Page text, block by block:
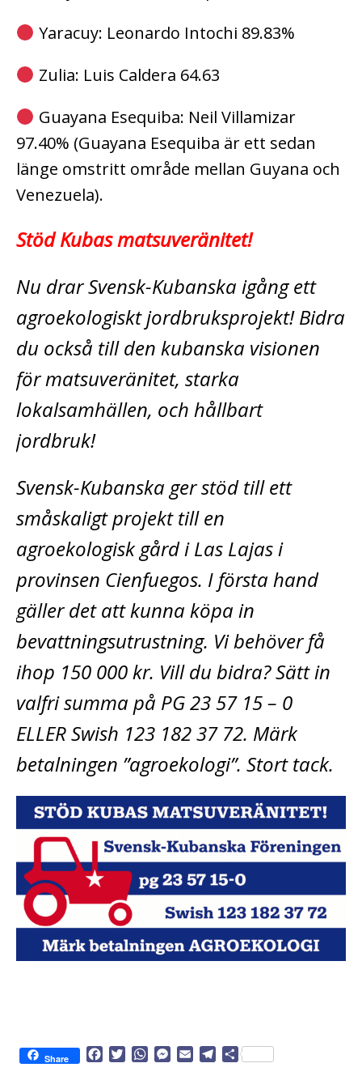
Yaracuy: Leonardo Intochi 89.83%
Zulia: Luis Caldera 64.63
Guayana Esequiba: Neil Villamizar
97.40% (Guayana Esequiba är ett sedan
länge omstritt område mellan Guyana och
Venezuela).
Stöd Kubas matsuveränitet!
Nu drar Svensk-Kubanska igång ett
agroekologiskt jordbruksprojekt! Bidra
du också till den kubanska visionen
för matsuveränitet, starka
lokalsamhällen, och hållbart
jordbruk!
Svensk-Kubanska ger stöd till ett
småskaligt projekt till en
agroekologisk gård i Las Lajas i
provinsen Cienfuegos. I första hand
gäller det att kunna köpa in
bevattningsutrustning. Vi behöver få
ihop 150 000 kr. Vill du bidra? Sätt in
valfri summa på PG 23 57 15 – 0
ELLER Swish 123 182 37 72. Märk
betalningen ”agroekologi”. Stort tack.
Share
T
W
M
T
D